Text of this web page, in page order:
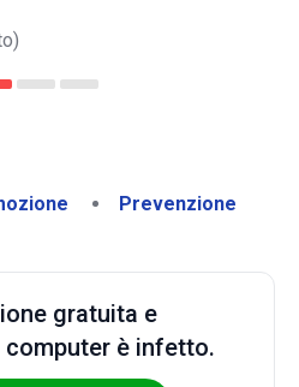
Prevenzione
gratuita e
è infetto.